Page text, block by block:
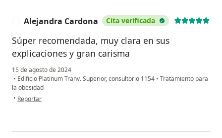
Alejandra Cardona Cita verificada
Súper recomendada, muy clara en sus
explicaciones y gran carisma
15 de agosto de 2024
• Edificio Platinum Tranv. Superior, consultorio 1154 • Tratamiento para
la obesidad
• en opinión del usuario Alejandra Cardona
Reportar